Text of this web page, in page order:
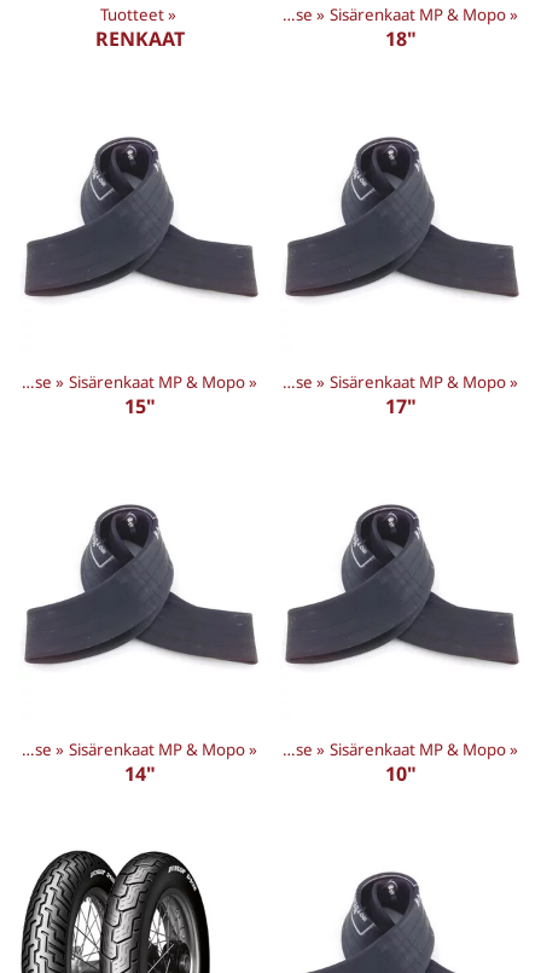
Tuotteet‪»
RENKAAT
Renkaat‪» Sisärenkaat & Mousse ‪» Sisärenkaat MP & Mopo‪»
18"
Sisärenkaat & Mousse ‪» Sisärenkaat MP & Mopo‪»
15"
‪»Renkaat‪» Sisärenkaat & Mousse ‪» Sisärenkaat MP & Mopo‪»
17"
Sisärenkaat & Mousse ‪» Sisärenkaat MP & Mopo‪»
14"
‪»Renkaat‪» Sisärenkaat & Mousse ‪» Sisärenkaat MP & Mopo‪»
10"